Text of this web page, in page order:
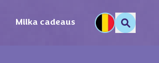
Milka cadeaus